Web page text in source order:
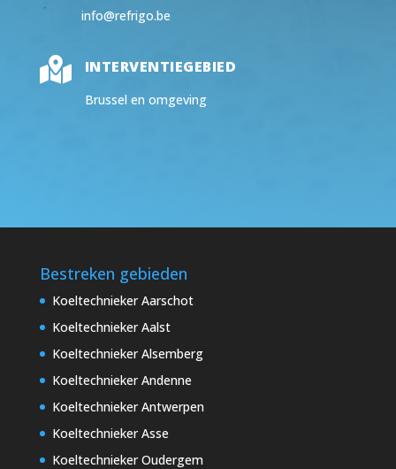
info@refrigo.be
 INTERVENTIEGEBIED
Brussel en omgeving
Bestreken gebieden
Koeltechnieker Aarschot
Koeltechnieker Aalst
Koeltechnieker Alsemberg
Koeltechnieker Andenne
Koeltechnieker Antwerpen
Koeltechnieker Asse
Koeltechnieker Oudergem